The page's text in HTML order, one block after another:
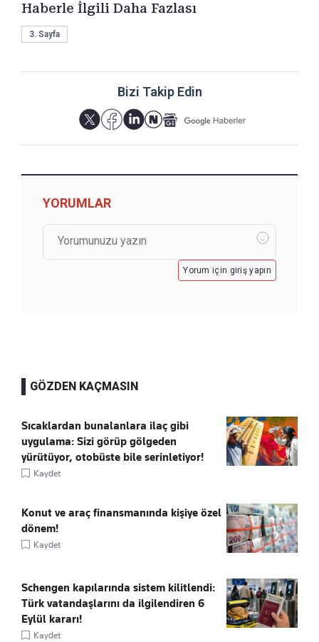
Haberle İlgili Daha Fazlası
3. Sayfa
Bizi Takip Edin
YORUMLAR
Yorum için giriş yapın
GÖZDEN KAÇMASIN
Sıcaklardan bunalanlara ilaç gibi
uygulama: Sizi görüp gölgeden
yürütüyor, otobüste bile serinletiyor!
Kaydet
Konut ve araç finansmanında kişiye özel
dönem!
Kaydet
Schengen kapılarında sistem kilitlendi:
Türk vatandaşlarını da ilgilendiren 6
Eylül kararı!
Kaydet